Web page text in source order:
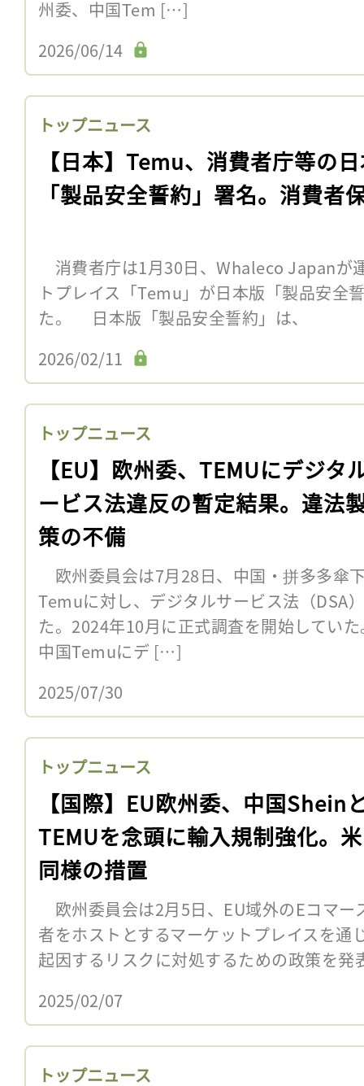
州委、中国Tem […]
2026/06/14
トップニュース
【日本】Temu、消費者庁等の
「製品安全誓約」署名。消費者
消費者庁は1月30日、Whaleco Japanが
トプレイス「Temu」が日本版「製品安全
た。 日本版「製品安全誓約」は、
2026/02/11
トップニュース
【EU】欧州委、TEMUにデジタ
ービス法違反の暫定結果。違法
策の不備
欧州委員会は7月28日、中国・拼多多傘
Temuに対し、デジタルサービス法（DSA
た。2024年10月に正式調査を開始してい
中国Temuにデ […]
2025/07/30
トップニュース
【国際】EU欧州委、中国Shein
TEMUを念頭に輸入規制強化。
同様の措置
欧州委員会は2月5日、EU域外のEコマー
者をホストとするマーケットプレイスを通
起因するリスクに対処するための政策を
2025/02/07
トップニュース